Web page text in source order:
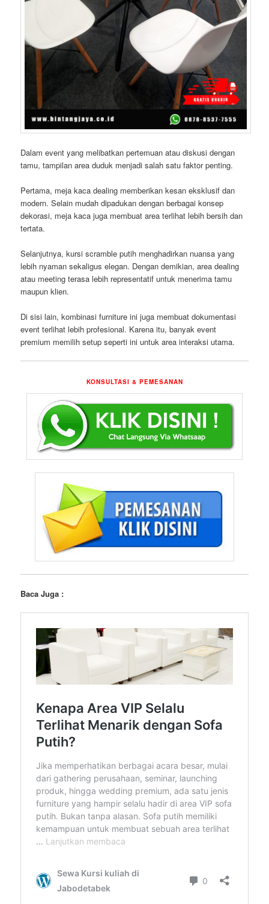
Dalam event yang melibatkan pertemuan atau diskusi dengan
tamu, tampilan area duduk menjadi salah satu faktor penting.
Pertama, meja kaca dealing memberikan kesan eksklusif dan
modern. Selain mudah dipadukan dengan berbagai konsep
dekorasi, meja kaca juga membuat area terlihat lebih bersih dan
tertata.
Selanjutnya, kursi scramble putih menghadirkan nuansa yang
lebih nyaman sekaligus elegan. Dengan demikian, area dealing
atau meeting terasa lebih representatif untuk menerima tamu
maupun klien.
Di sisi lain, kombinasi furniture ini juga membuat dokumentasi
event terlihat lebih profesional. Karena itu, banyak event
premium memilih setup seperti ini untuk area interaksi utama.
KONSULTASI & PEMESANAN
Baca Juga :